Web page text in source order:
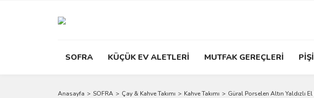
SOFRA KÜÇÜK EV ALETLERİ MUTFAK GEREÇLERİ
Anasayfa SOFRA Çay & Kahve Takımı Kahve Takımı Güral Porselen Altın Yaldızlı